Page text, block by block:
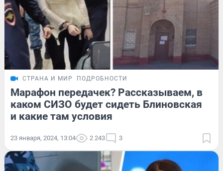
СТРАНА И МИР ПОДРОБНОСТИ
Марафон передачек? Рассказываем, в
каком СИЗО будет сидеть Блиновская
и какие там условия
23 января, 2024, 13:04 2 243 3